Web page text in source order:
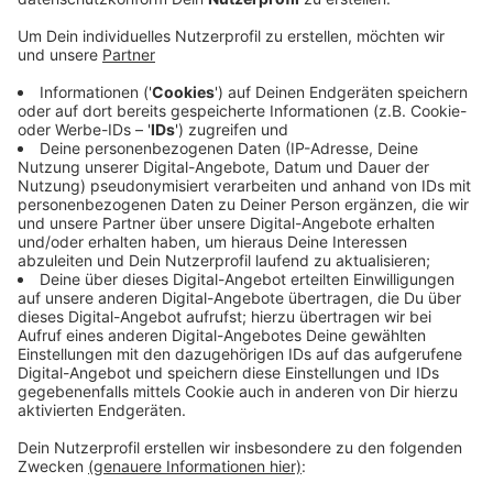
Veröffentlicht:Dienstag, 02.08.2022 15:41
Anzeige
In Euro ausgedrückt ist das ein Plus von knapp 300 auf
über 4.100 Euro pro Quadratmeter. Allerdings würden
die steigenden Zinsen, die Inflation und auch die
Unsicherheiten durch den Ukraine-Krieg auch auf dem
Immobilien-Markt bemerkbar machen, die Nachfrage
würde sinken. Die nach wie vor teuerste Stadt bleibt
München, dort kostet ein Quadratmeter einer
Eigentumswohnung 9.500 Euro.
Anzeige